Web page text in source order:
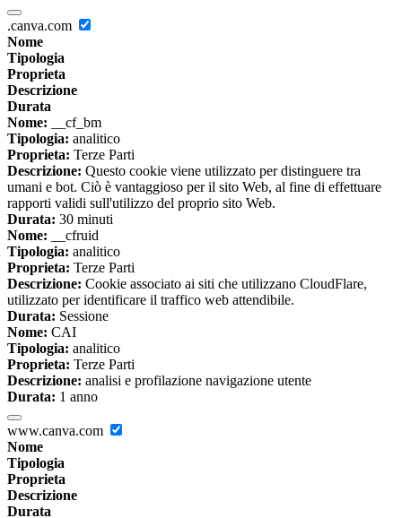
.canva.com
Nome
Tipologia
Proprieta
Descrizione
Durata
Nome: __cf_bm
Tipologia: analitico
Proprieta: Terze Parti
Descrizione: Questo cookie viene utilizzato per distinguere tra
umani e bot. Ciò è vantaggioso per il sito Web, al fine di effettuare
rapporti validi sull'utilizzo del proprio sito Web.
Durata: 30 minuti
Nome: __cfruid
Tipologia: analitico
Proprieta: Terze Parti
Descrizione: Cookie associato ai siti che utilizzano CloudFlare,
utilizzato per identificare il traffico web attendibile.
Durata: Sessione
Nome: CAI
Tipologia: analitico
Proprieta: Terze Parti
Descrizione: analisi e profilazione navigazione utente
Durata: 1 anno
www.canva.com
Nome
Tipologia
Proprieta
Descrizione
Durata